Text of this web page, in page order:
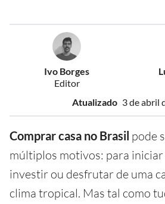
Ivo Borges
Editor
Atualizado 3 de abril
Comprar casa no Brasil pode
múltiplos motivos: para iniciar
investir ou desfrutar de uma
clima tropical. Mas tal como